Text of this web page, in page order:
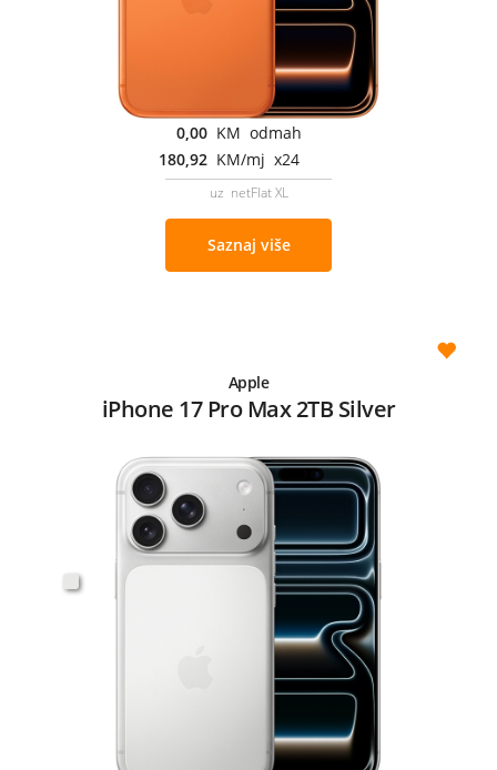
0,00 KM odmah
180,92 KM/mj x24
uz netFlat XL
Saznaj više
Apple
iPhone 17 Pro Max 2TB Silver